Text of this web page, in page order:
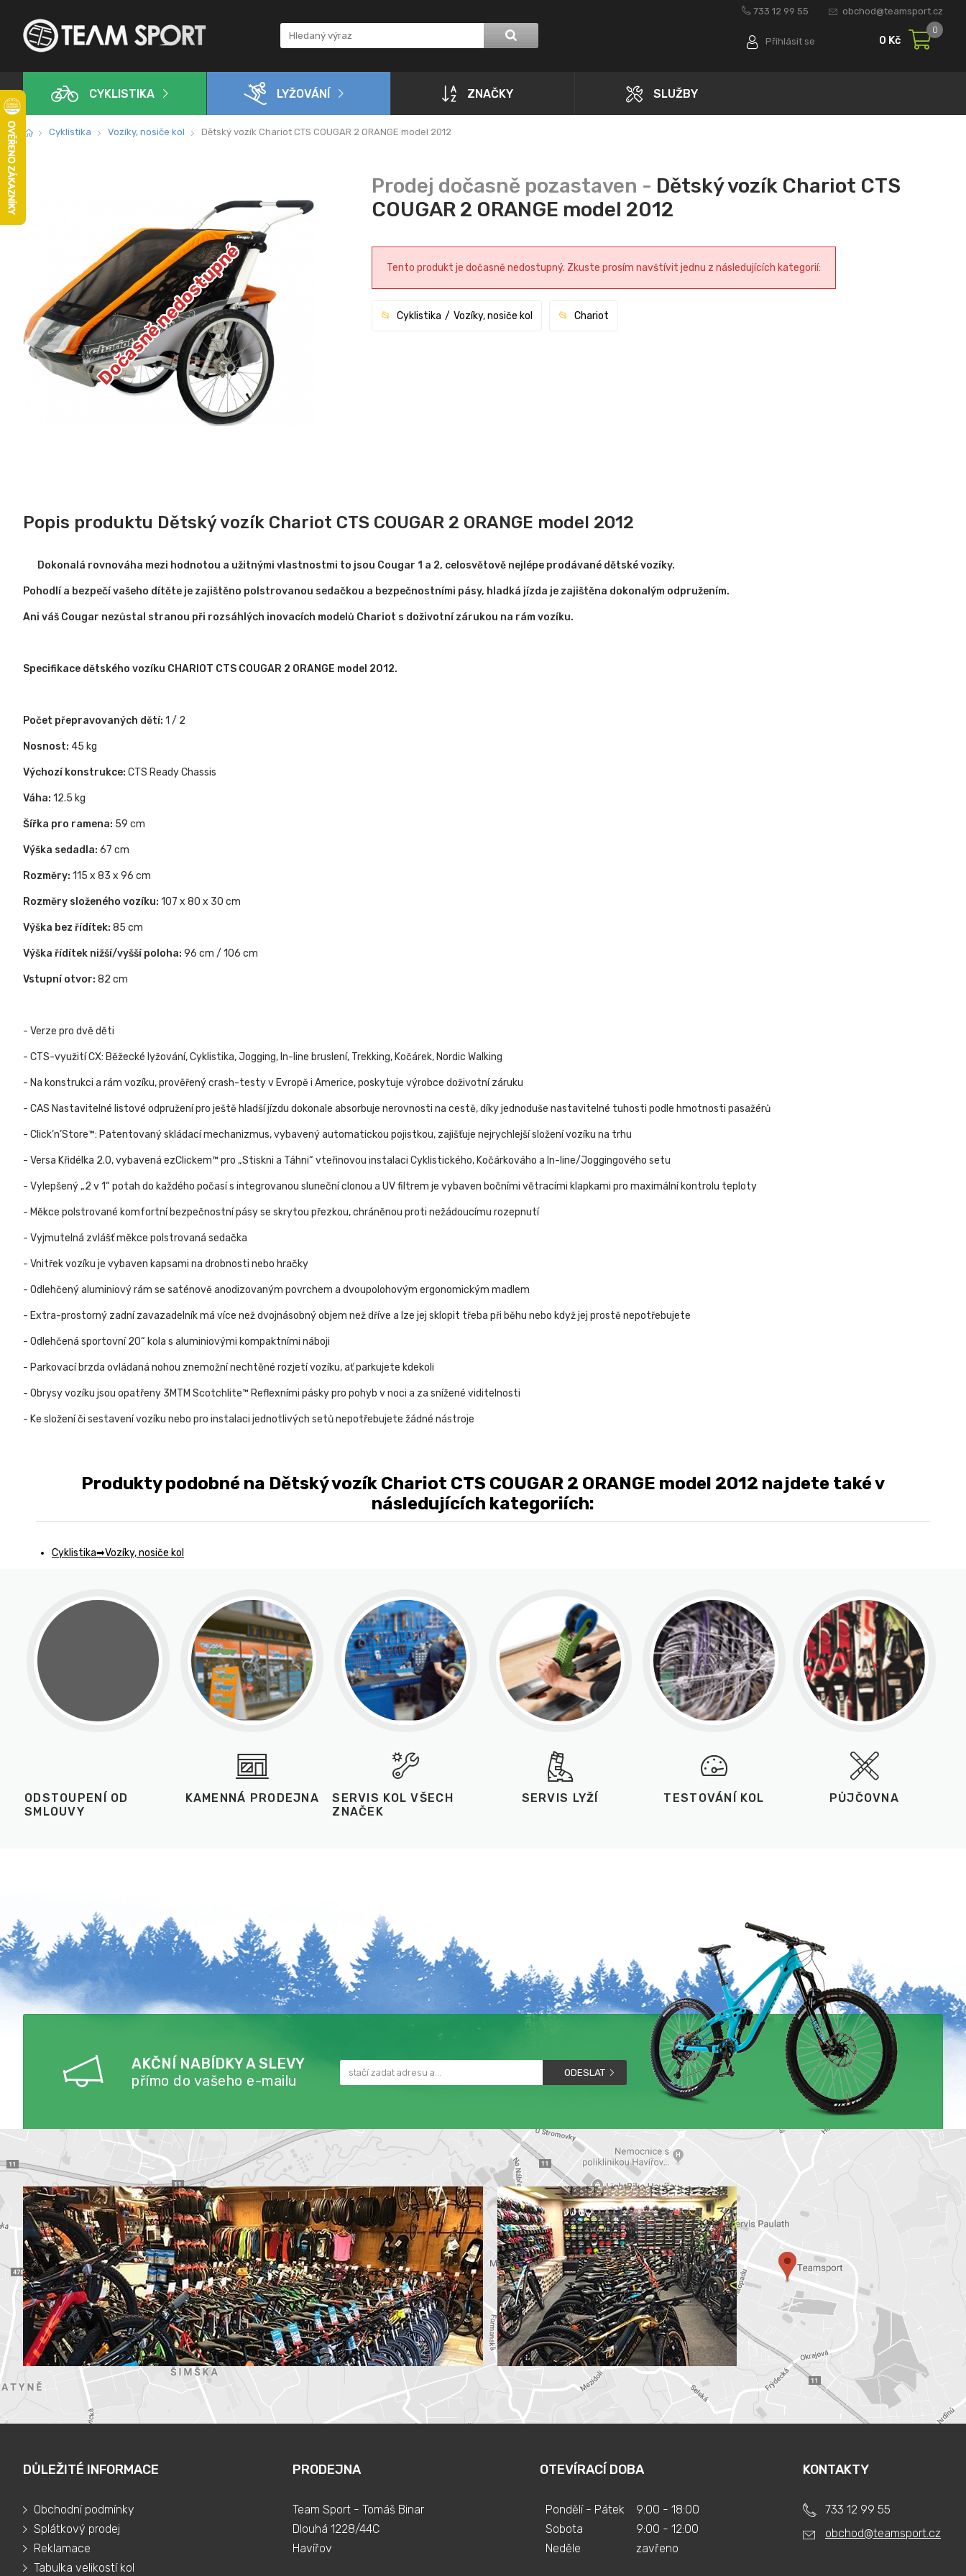
733 12 99 55 obchod@teamsport.cz
Přihlásit se 0 Kč
0
CYKLISTIKA LYŽOVÁNÍ ZNAČKY SLUŽBY
Cyklistika Vozíky, nosiče kol Dětský vozík Chariot CTS COUGAR 2 ORANGE model 2012
Dočasně nedostupné
Dětský vozík Chariot CTS
COUGAR 2 ORANGE model 2012
Tento produkt je dočasně nedostupný. Zkuste prosím navštívit jednu z následujících kategorií:
Cyklistika Vozíky, nosiče kol Chariot
Popis produktu Dětský vozík Chariot CTS COUGAR 2 ORANGE model 2012
Dokonalá rovnováha mezi hodnotou a užitnými vlastnostmi to jsou Cougar 1 a 2, celosvětově nejlépe prodávané dětské vozíky.
Pohodlí a bezpečí vašeho dítěte je zajištěno polstrovanou sedačkou a bezpečnostními pásy, hladká jízda je zajištěna dokonalým odpružením.
Ani váš Cougar nezůstal stranou při rozsáhlých inovacích modelů Chariot s doživotní zárukou na rám vozíku.
Specifikace dětského vozíku CHARIOT CTS COUGAR 2 ORANGE model 2012.
Počet přepravovaných dětí: 1 / 2
Nosnost: 45 kg
Výchozí konstrukce: CTS Ready Chassis
Váha: 12.5 kg
Šířka pro ramena: 59 cm
Výška sedadla: 67 cm
Rozměry: 115 x 83 x 96 cm
Rozměry složeného vozíku: 107 x 80 x 30 cm
Výška bez řídítek: 85 cm
Výška řídítek nižší/vyšší poloha: 96 cm / 106 cm
Vstupní otvor: 82 cm
- Verze pro dvě děti
- CTS-využití CX: Běžecké lyžování, Cyklistika, Jogging, In-line bruslení, Trekking, Kočárek, Nordic Walking
- Na konstrukci a rám vozíku, prověřený crash-testy v Evropě i Americe, poskytuje výrobce doživotní záruku
- CAS Nastavitelné listové odpružení pro ještě hladší jízdu dokonale absorbuje nerovnosti na cestě, díky jednoduše nastavitelné tuhosti podle hmotnosti pasažérů
- Click’n’Store™: Patentovaný skládací mechanizmus, vybavený automatickou pojistkou, zajišťuje nejrychlejší složení vozíku na trhu
- Versa Křidélka 2.0, vybavená ezClickem™ pro „Stiskni a Táhni“ vteřinovou instalaci Cyklistického, Kočárkováho a In-line/Joggingového setu
- Vylepšený „2 v 1“ potah do každého počasí s integrovanou sluneční clonou a UV filtrem je vybaven bočními větracími klapkami pro maximální kontrolu teploty
- Měkce polstrované komfortní bezpečnostní pásy se skrytou přezkou, chráněnou proti nežádoucímu rozepnutí
- Vyjmutelná zvlášť měkce polstrovaná sedačka
- Vnitřek vozíku je vybaven kapsami na drobnosti nebo hračky
- Odlehčený aluminiový rám se saténově anodizovaným povrchem a dvoupolohovým ergonomickým madlem
- Extra-prostorný zadní zavazadelník má více než dvojnásobný objem než dříve a lze jej sklopit třeba při běhu nebo když jej prostě nepotřebujete
- Odlehčená sportovní 20“ kola s aluminiovými kompaktními náboji
- Parkovací brzda ovládaná nohou znemožní nechtěné rozjetí vozíku, ať parkujete kdekoli
- Obrysy vozíku jsou opatřeny 3MTM Scotchlite™ Reflexními pásky pro pohyb v noci a za snížené viditelnosti
- Ke složení či sestavení vozíku nebo pro instalaci jednotlivých setů nepotřebujete žádné nástroje
Produkty podobné na Dětský vozík Chariot CTS COUGAR 2 ORANGE model 2012 najdete také v
následujících kategoriích:
Cyklistika Vozíky, nosiče kol
ODSTOUPENÍ OD
SMLOUVY
KAMENNÁ PRODEJNA
SERVIS KOL VŠECH
ZNAČEK
SERVIS LYŽÍ TESTOVÁNÍ KOL PŮJČOVNA
AKČNÍ NABÍDKY A SLEVY
přímo do vašeho e-mailu
ODESLAT
DŮLEŽITÉ INFORMACE
Obchodní podmínky
Splátkový prodej
Reklamace
Tabulka velikostí kol
PRODEJNA
Team Sport - Tomáš Binar
Dlouhá 1228/44C
Havířov
OTEVÍRACÍ DOBA
Pondělí - Pátek
Sobota
Neděle
9:00 - 18:00
9:00 - 12:00
zavřeno
KONTAKTY
733 12 99 55
obchod@teamsport.cz